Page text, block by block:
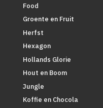
Food
Groente en Fruit
Herfst
Hexagon
Hollands Glorie
Hout en Boom
Jungle
Koffie en Chocola